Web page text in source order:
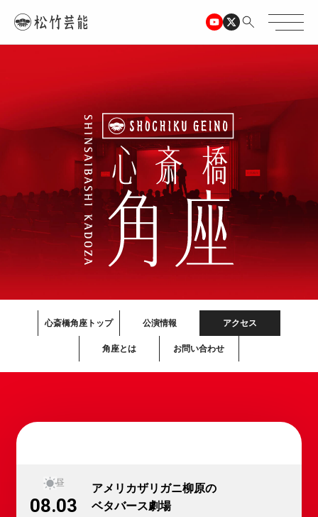
心斎橋角座トップ 公演情報 アクセス
角座とは お問い合わせ
昼
08.03
アメリカザリガニ柳原の
ベタバース劇場